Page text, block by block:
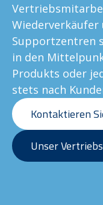
Wiederverkäufer
Supportzentren
in den
Produkts oder
stets nach
Kontaktieren
Unser